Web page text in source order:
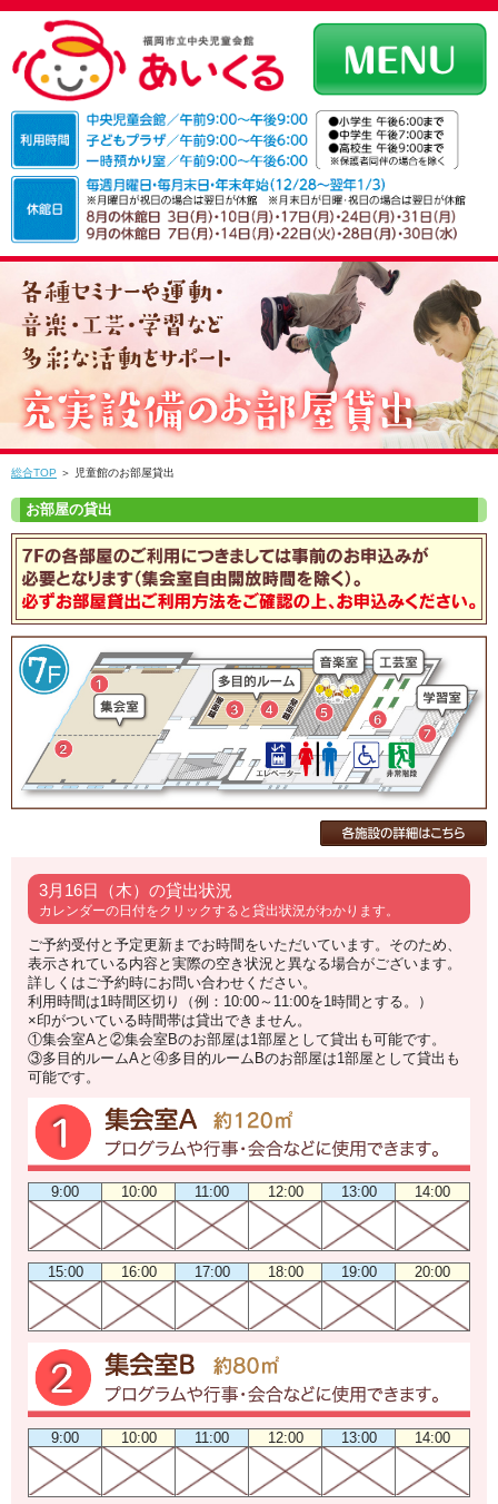
総合TOP ＞ 児童館のお部屋貸出
3月16日（木）の貸出状況
カレンダーの日付をクリックすると貸出状況がわかります。
ご予約受付と予定更新までお時間をいただいています。そのため、
表示されている内容と実際の空き状況と異なる場合がございます。
詳しくはご予約時にお問い合わせください。
利用時間は1時間区切り（例：10:00～11:00を1時間とする。）
×印がついている時間帯は貸出できません。
①集会室Aと②集会室Bのお部屋は1部屋として貸出も可能です。
③多目的ルームAと④多目的ルームBのお部屋は1部屋として貸出も
可能です。
9:00 10:00 11:00 12:00 13:00 14:00
15:00 16:00 17:00 18:00 19:00 20:00
9:00 10:00 11:00 12:00 13:00 14:00